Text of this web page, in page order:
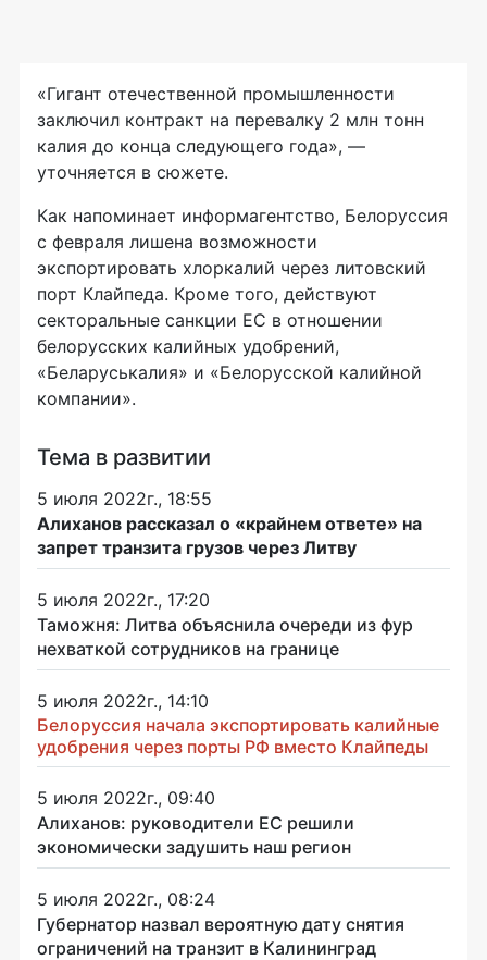
«Гигант отечественной промышленности
заключил контракт на перевалку 2 млн тонн
калия до конца следующего года», —
уточняется в сюжете.
Как напоминает информагентство, Белоруссия
с февраля лишена возможности
экспортировать хлоркалий через литовский
порт Клайпеда. Кроме того, действуют
секторальные санкции ЕС в отношении
белорусских калийных удобрений,
«Беларуськалия» и «Белорусской калийной
компании».
Тема в развитии
5 июля 2022г., 18:55
Алиханов рассказал о «крайнем ответе» на
запрет транзита грузов через Литву
5 июля 2022г., 17:20
Таможня: Литва объяснила очереди из фур
нехваткой сотрудников на границе
5 июля 2022г., 14:10
Белоруссия начала экспортировать калийные
удобрения через порты РФ вместо Клайпеды
5 июля 2022г., 09:40
Алиханов: руководители ЕС решили
экономически задушить наш регион
5 июля 2022г., 08:24
Губернатор назвал вероятную дату снятия
ограничений на транзит в Калининград